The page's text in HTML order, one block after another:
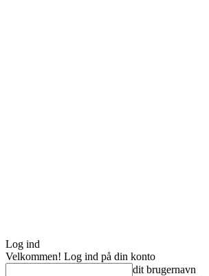
Log ind
Velkommen! Log ind på din konto
dit brugernavn